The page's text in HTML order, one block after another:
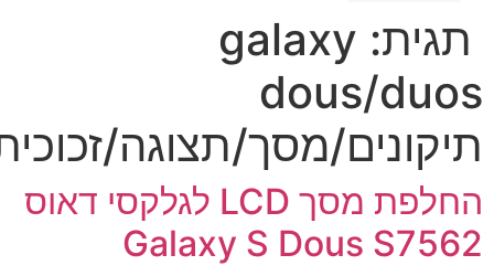
תגית:galaxy
dous/
מסך/תצוגה/זכוכית
החלפת מסך LCD לגלקסי דאוס
Galaxy S Dous